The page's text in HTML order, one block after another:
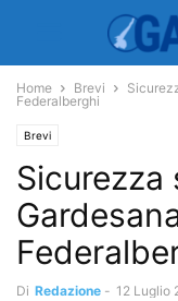
Home Brevi
Federalberghi
Brevi
Sicurezza
Di Redazione - 12 Luglio